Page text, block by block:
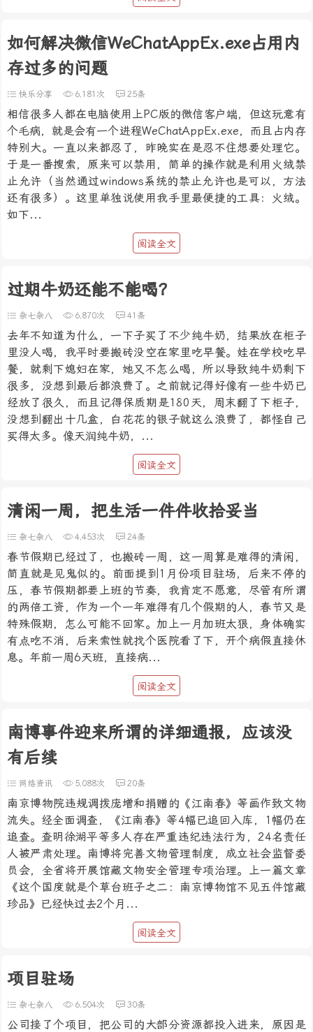
如何解决微信WeChatAppEx.exe占用内
存过多的问题
快乐分享 6,181次 25条
相信很多人都在电脑使用上PC版的微信客户端，但这玩意有
个毛病，就是会有一个进程WeChatAppEx.exe，而且占内存
特别大。一直以来都忍了，昨晚实在是忍不住想要处理它。
于是一番搜索，原来可以禁用，简单的操作就是利用火绒禁
止允许（当然通过windows系统的禁止允许也是可以，方法
还有很多）。这里单独说使用我手里最便捷的工具：火绒。
如下...
阅读全文
过期牛奶还能不能喝？
杂七杂八 6,870次 41条
去年不知道为什么，一下子买了不少纯牛奶，结果放在柜子
里没人喝，我平时要搬砖没空在家里吃早餐。娃在学校吃早
餐，就剩下媳妇在家，她又不怎么喝，所以导致纯牛奶剩下
很多，没想到最后都浪费了。之前就记得好像有一些牛奶已
经放了很久，而且记得保质期是180天，周末翻了下柜子，
没想到翻出十几盒，白花花的银子就这么浪费了，都怪自己
买得太多。像天润纯牛奶，...
阅读全文
清闲一周，把生活一件件收拾妥当
杂七杂八 4,453次 24条
春节假期已经过了，也搬砖一周，这一周算是难得的清闲，
简直就是见鬼似的。前面提到1月份项目驻场，后来不停的
压，春节假期都要上班的节奏，我肯定不愿意，尽管有所谓
的两倍工资，作为一个一年难得有几个假期的人，春节又是
特殊假期，怎么可能不回家。加上一月加班太狠，身体确实
有点吃不消，后来索性就找个医院看了下，开个病假直接休
息。年前一周6天班，直接病...
阅读全文
南博事件迎来所谓的详细通报，应该没
有后续
网络资讯 5,088次 20条
南京博物院违规调拨庞增和捐赠的《江南春》等画作致文物
流失。经全面调查，《江南春》等4幅已追回入库，1幅仍在
追查。查明徐湖平等多人存在严重违纪违法行为，24名责任
人被严肃处理。南博将完善文物管理制度，成立社会监督委
员会，全省将开展馆藏文物安全管理专项治理。上一篇文章
《这个国度就是个草台班子之二：南京博物馆不见五件馆藏
珍品》已经快过去2个月...
阅读全文
项目驻场
杂七杂八 6,504次 30条
公司接了个项目，把公司的大部分资源都投入进来，原因是